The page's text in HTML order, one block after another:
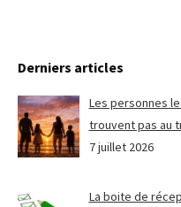
Derniers articles
Les personnes
trouvent pas au
7 juillet 2026
La boite de